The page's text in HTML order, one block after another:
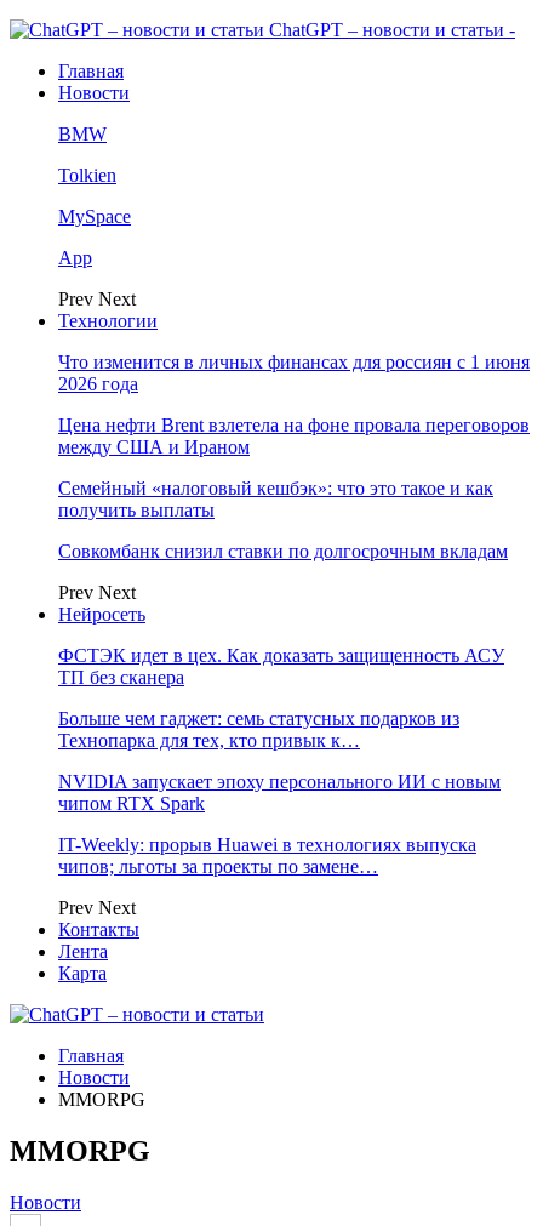
ChatGPT – новости и статьи -
Главная
Новости
BMW
Tolkien
MySpace
App
Prev Next
Технологии
Что изменится в личных финансах для россиян с 1 июня
2026 года
Цена нефти Brent взлетела на фоне провала переговоров
между США и Ираном
Семейный «налоговый кешбэк»: что это такое и как
получить выплаты
Совкомбанк снизил ставки по долгосрочным вкладам
Prev Next
Нейросеть
ФСТЭК идет в цех. Как доказать защищенность АСУ
ТП без сканера
Больше чем гаджет: семь статусных подарков из
Технопарка для тех, кто привык к…
NVIDIA запускает эпоху персонального ИИ с новым
чипом RTX Spark
IT-Weekly: прорыв Huawei в технологиях выпуска
чипов; льготы за проекты по замене…
Prev Next
Контакты
Лента
Карта
Главная
Новости
MMORPG
MMORPG
Новости